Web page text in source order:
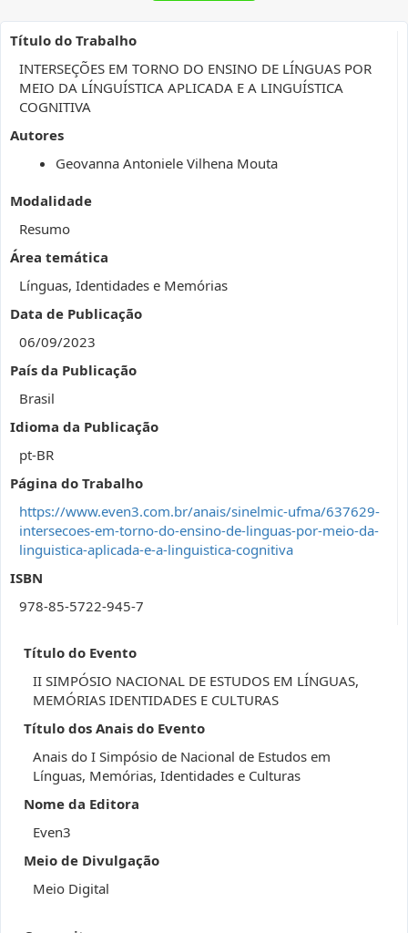
Título do Trabalho
INTERSEÇÕES EM TORNO DO ENSINO DE LÍNGUAS POR
MEIO DA LÍNGUÍSTICA APLICADA E A LINGUÍSTICA
COGNITIVA
Autores
Geovanna Antoniele Vilhena Mouta
Modalidade
Resumo
Área temática
Línguas, Identidades e Memórias
Data de Publicação
06/09/2023
País da Publicação
Brasil
Idioma da Publicação
pt-BR
Página do Trabalho
https://www.even3.com.br/anais/sinelmic-ufma/637629-
intersecoes-em-torno-do-ensino-de-linguas-por-meio-da-
linguistica-aplicada-e-a-linguistica-cognitiva
ISBN
978-85-5722-945-7
Título do Evento
II SIMPÓSIO NACIONAL DE ESTUDOS EM LÍNGUAS,
MEMÓRIAS IDENTIDADES E CULTURAS
Título dos Anais do Evento
Anais do I Simpósio de Nacional de Estudos em
Línguas, Memórias, Identidades e Culturas
Nome da Editora
Even3
Meio de Divulgação
Meio Digital